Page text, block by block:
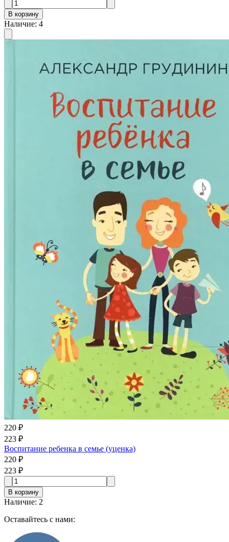
В корзину
Наличие: 4
220 ₽
223 ₽
Воспитание ребенка в семье (уценка)
220 ₽
223 ₽
В корзину
Наличие: 2
Оставайтесь с нами: